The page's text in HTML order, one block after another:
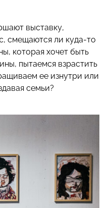
выставку,
смещаются ли куда-то
которая хочет быть
пытаемся взрастить
ее изнутри или
семьи?